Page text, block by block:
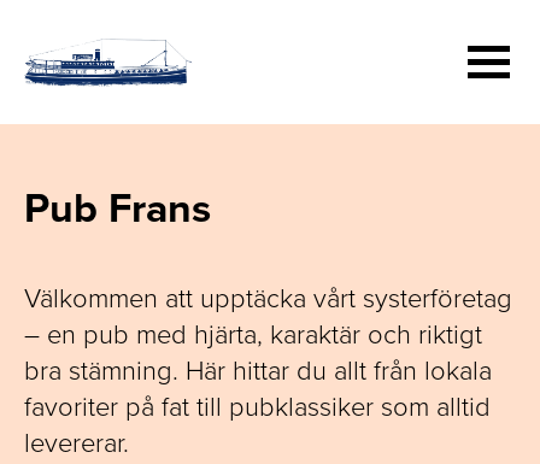
Hoppa
till
Pub Frans
Välkommen att upptäcka vårt systerföretag
– en pub med hjärta, karaktär och riktigt
bra stämning. Här hittar du allt från lokala
favoriter på fat till pubklassiker som alltid
levererar.